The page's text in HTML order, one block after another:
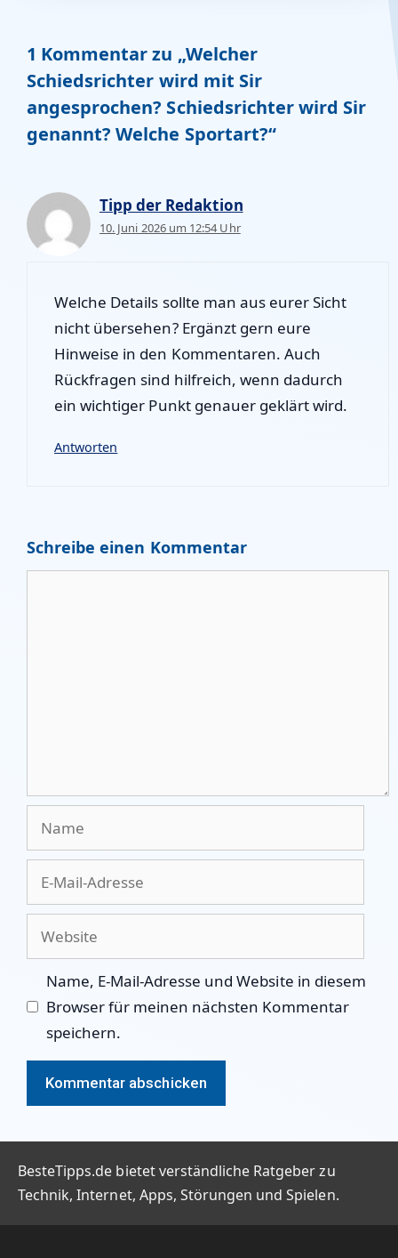
1 Kommentar zu „Welcher
Schiedsrichter wird mit Sir
angesprochen? Schiedsrichter wird Sir
genannt? Welche Sportart?“
Tipp der Redaktion
10. Juni 2026 um 12:54 Uhr
Welche Details sollte man aus eurer Sicht
nicht übersehen? Ergänzt gern eure
Hinweise in den Kommentaren. Auch
Rückfragen sind hilfreich, wenn dadurch
ein wichtiger Punkt genauer geklärt wird.
Antworten
Schreibe einen Kommentar
Name, E-Mail-Adresse und Website in diesem
Browser für meinen nächsten Kommentar
speichern.
BesteTipps.de bietet verständliche Ratgeber zu
Technik, Internet, Apps, Störungen und Spielen.